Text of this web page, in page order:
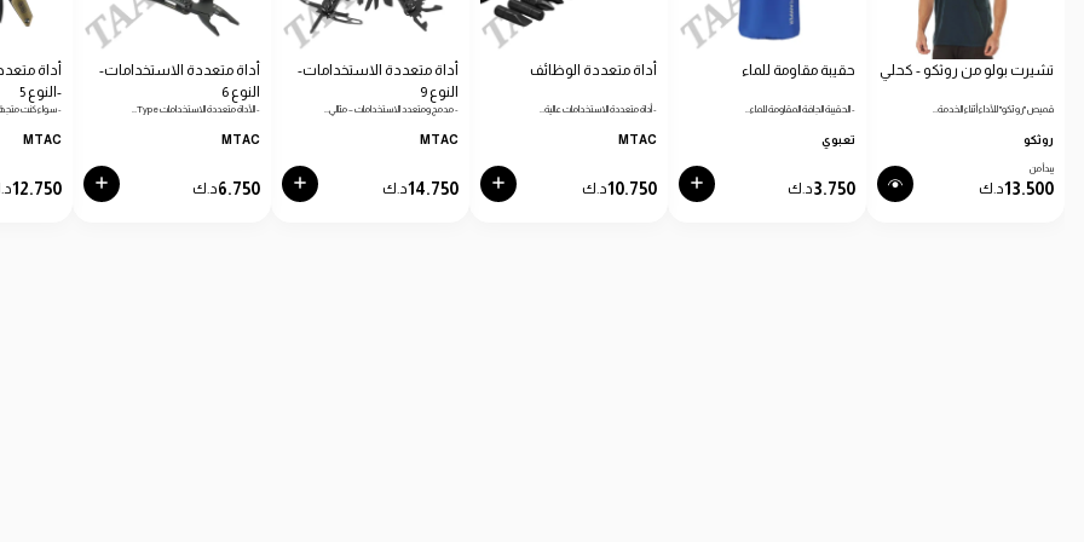
تشيرت بولو من روثكو - كحلي
قميص "روثكو" للأداء أثناء الخدمة…
روثكو
يبدأ من
13.500د.ك
حقيبة مقاومة للماء
- الحقيبة الجافة المقاومة للماء…
تعبوي
3.750د.ك
أداة متعددة الوظائف
- أداة متعددة الاستخدامات عالية…
MTAC
10.750د.ك
أداة متعددة الاستخدامات-
النوع 9
- مدمج ومتعدد الاستخدامات – مثالي…
MTAC
14.750د.ك
أداة متعددة الاستخدامات-
النوع 6
- الأداة متعددة الاستخدامات Type…
MTAC
6.750د.ك
أداة
-النوع 5
- سواء كنت متجهًا
MTAC
12.750